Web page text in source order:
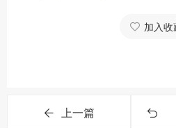
加入收
上一篇